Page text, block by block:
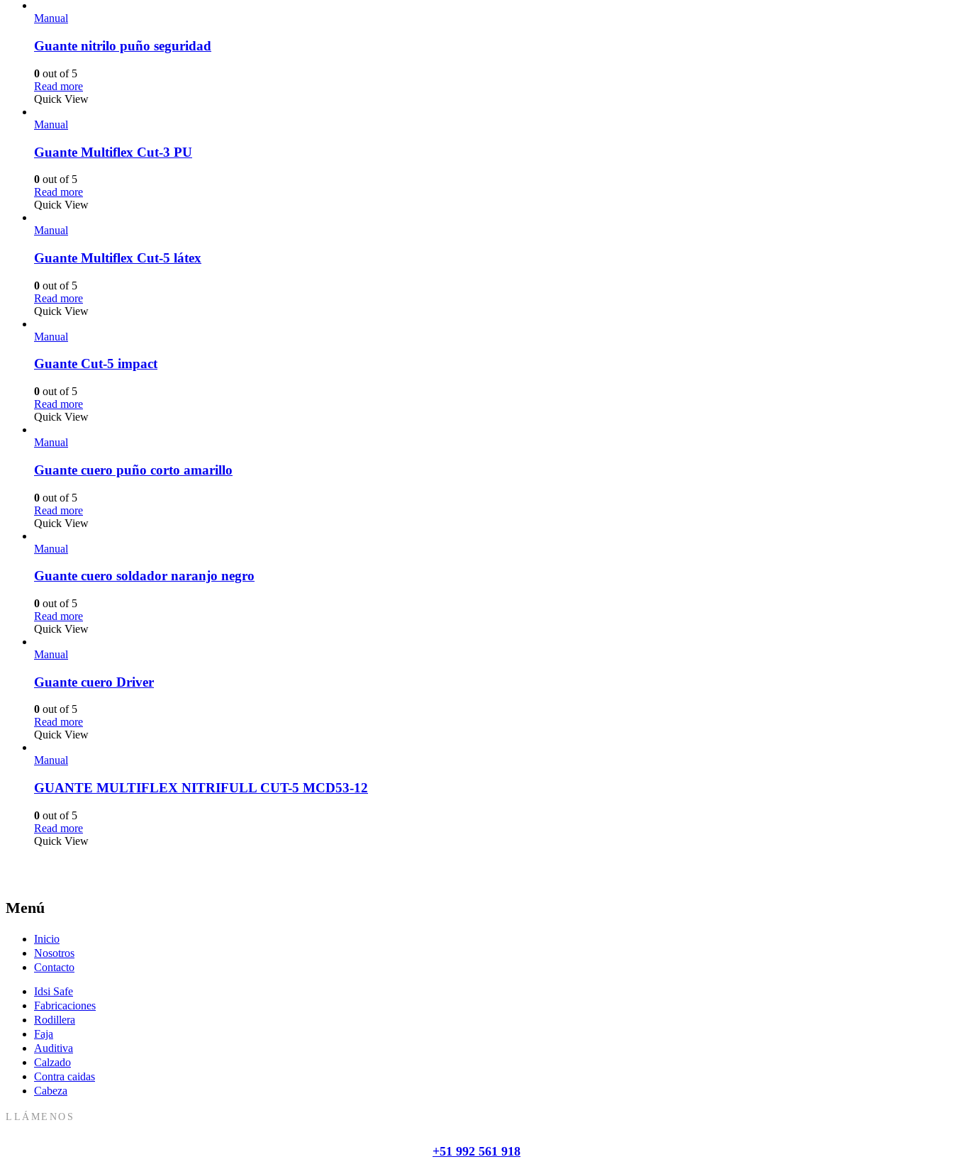
Manual
Guante nitrilo puño seguridad
0 out of 5
Read more
Quick View
Manual
Guante Multiflex Cut-3 PU
0 out of 5
Read more
Quick View
Manual
Guante Multiflex Cut-5 látex
0 out of 5
Read more
Quick View
Manual
Guante Cut-5 impact
0 out of 5
Read more
Quick View
Manual
Guante cuero puño corto amarillo
0 out of 5
Read more
Quick View
Manual
Guante cuero soldador naranjo negro
0 out of 5
Read more
Quick View
Manual
Guante cuero Driver
0 out of 5
Read more
Quick View
Manual
GUANTE MULTIFLEX NITRIFULL CUT-5 MCD53-12
0 out of 5
Read more
Quick View
Menú
Inicio
Nosotros
Contacto
Idsi Safe
Fabricaciones
Rodillera
Faja
Auditiva
Calzado
Contra caidas
Cabeza
LLÁMENOS
+51 992 561 918